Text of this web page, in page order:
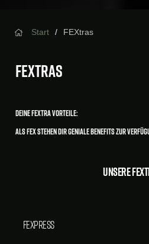
Start FEXtras
FEXtras
Deine FEXtra Vorteile:
Als FEX stehen dir geniale Benefits zur
Unsere
FEXpress